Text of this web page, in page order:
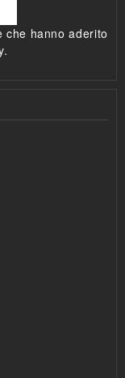
che hanno aderito